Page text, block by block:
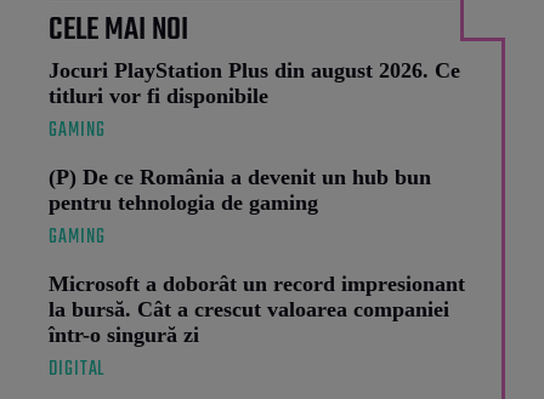
CELE MAI NOI
Jocuri PlayStation Plus din august 2026. Ce
titluri vor fi disponibile
GAMING
(P) De ce România a devenit un hub bun
pentru tehnologia de gaming
GAMING
Microsoft a doborât un record impresionant
la bursă. Cât a crescut valoarea companiei
într-o singură zi
DIGITAL